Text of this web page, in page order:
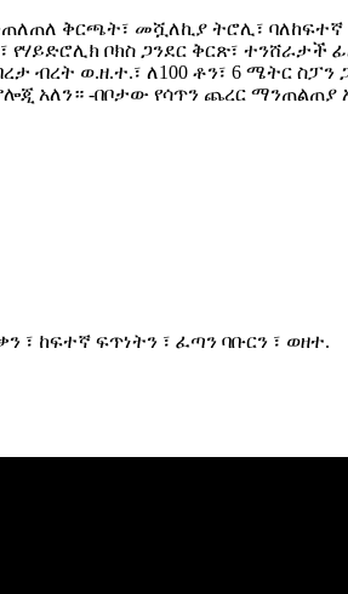
ቅርጫት፣ መሿለኪያ ትሮሊ፣
ቦክስ ጋንደር ቅርጽ፣ ተንሸራታች
ብረት ወ.ዘ.ተ.፣ ለ100 ቶን፣ 6 ሜትር
አለን። -በቦታው የሳጥን ጨረር ማንጠልጠያ
፣ ከፍተኛ ፍጥነትን ፣ ፈጣን ባቡርን ፣ ወዘተ.